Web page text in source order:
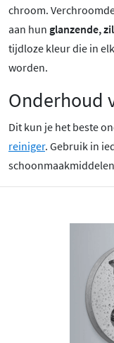
chroom.
aan hun glanzende,
tijdloze kleur die in
worden.
Onderhoud
Dit kun je het beste
reiniger. Gebruik in